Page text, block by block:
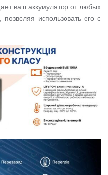
ваш аккумулятор от любых
позволяя использовать его с